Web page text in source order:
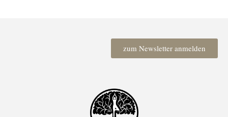
zum Newsletter anmelden